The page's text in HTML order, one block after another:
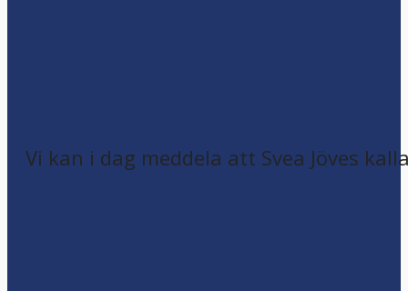
Vi kan i dag meddela att Svea Jöves